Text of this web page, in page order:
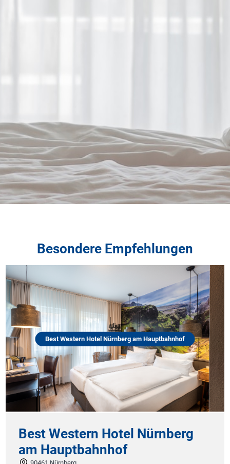
Besondere Empfehlungen
Best Western Hotel Nürnberg am Hauptbahnhof
Best Western Hotel Nürnberg
am Hauptbahnhof